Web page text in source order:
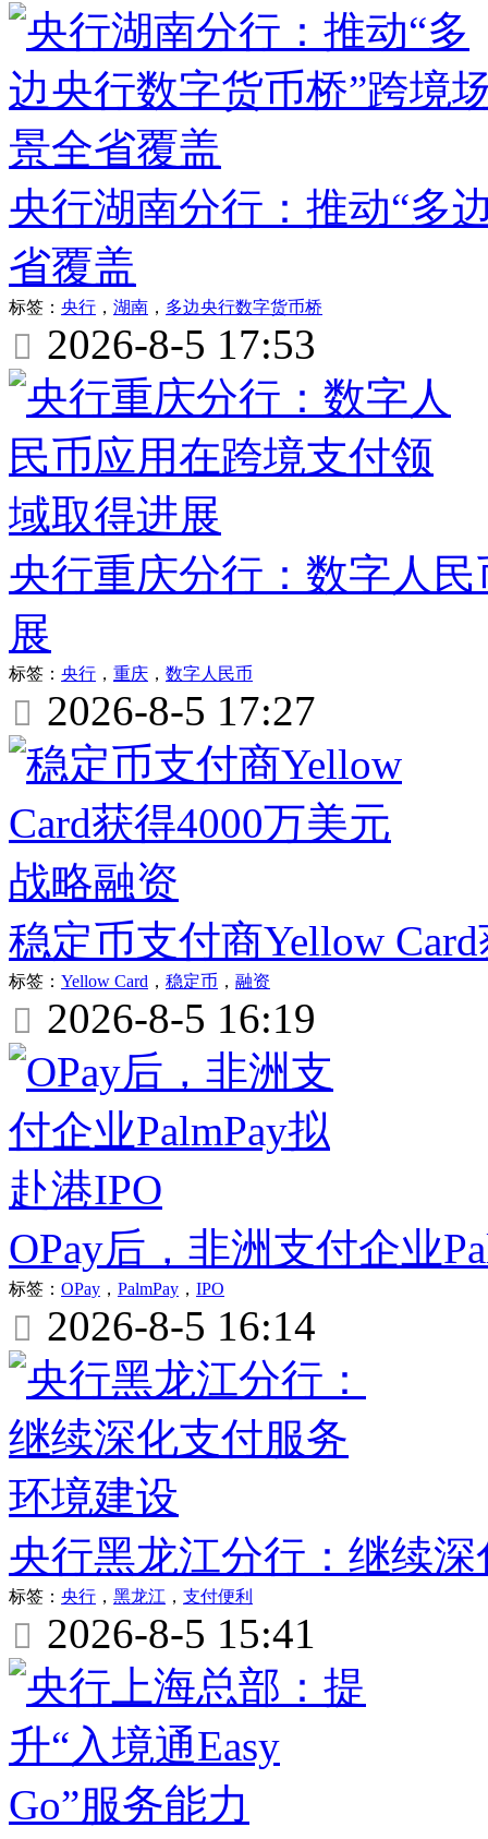
央行湖南分行：推动“多
省覆盖
标签： 央行 ， 湖南 ， 多边央行数字货币桥
 2026-8-5 17:53
央行重庆分行：数字人
展
标签： 央行 ， 重庆 ， 数字人民币
 2026-8-5 17:27
稳定币支付商Yellow
标签： Yellow Card ， 稳定币 ， 融资
 2026-8-5 16:19
OPay后，非洲支付企业
标签： OPay ， PalmPay ， IPO
 2026-8-5 16:14
央行黑龙江分行：继续
标签： 央行 ， 黑龙江 ， 支付便利
 2026-8-5 15:41